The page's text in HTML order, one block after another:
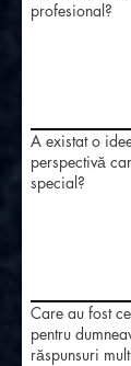
profesional?
A existat o
perspectivă
special?
Care au fost
pentru
răspunsuri